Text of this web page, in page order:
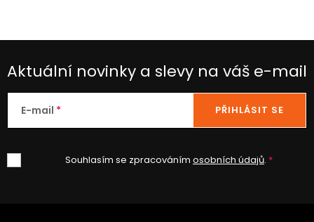
Aktuální novinky a slevy na váš e-mail
E-mail
Souhlasím se zpracováním osobních údajů.
PŘIHLÁSIT SE